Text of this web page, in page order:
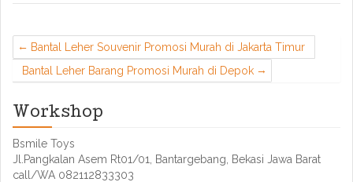
Bantal Leher Souvenir Promosi Murah di Jakarta Timur
Bantal Leher Barang Promosi Murah di Depok
Workshop
Bsmile Toys
Jl.Pangkalan Asem Rt01/01, Bantargebang, Bekasi Jawa Barat
call/WA 082112833303